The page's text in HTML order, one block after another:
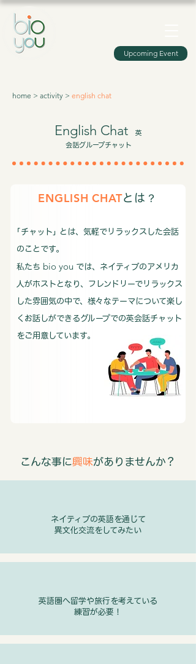
Upcoming Event
home > activity > english chat
English Chat
英
会話グループチャット
ENGLISH CHATとは ？
｢チャット｣ とは、気軽でリラックスした会話
のことです。
私たち bio you では、ネイティブのアメリカ
人がホストとなり、フレンドリーでリラックス
した雰囲気の中で、様々なテーマについて楽し
くお話しができるグループでの英会話チャット
をご用意しています。
​こんな事に興味がありませんか？
ネイティブの英語を通じて
異文化交流をしてみたい
英語圏へ留学や旅行を考えている
練習が必要！